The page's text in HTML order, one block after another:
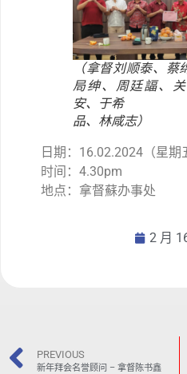
（拿督刘顺泰、
局绅、周廷諨、
安、于希
品、林咸志）
日期：16.02.2024（星期
时间：4.30pm
地点：拿督蘇办事处
2 月
PREVIOUS
新年拜会名誉顾问 – 拿督陈书鑫